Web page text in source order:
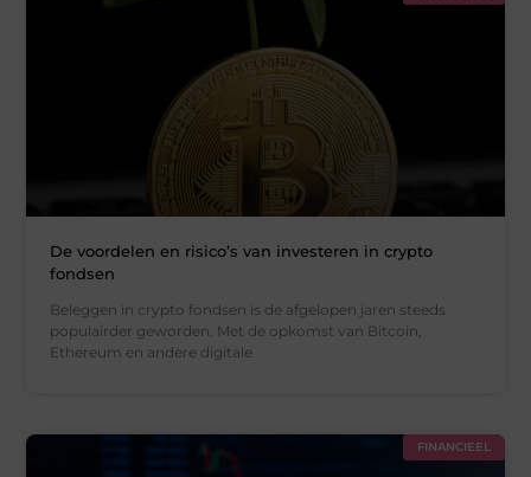
De voordelen en risico’s van investeren in crypto
fondsen
Beleggen in crypto fondsen is de afgelopen jaren steeds
populairder geworden. Met de opkomst van Bitcoin,
Ethereum en andere digitale
FINANCIEEL